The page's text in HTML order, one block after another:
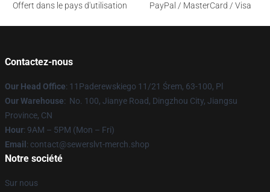
Offert dans le pays d'utilisation
PayPal / MasterCard / Visa
Contactez-nous
Our Head Office: 11Paderewskiego 11/21 Śrem, 63-100, Pl
Our Warehouse: No. 100, Jianye Road, Dingzhou City, Jiangsu
Province, CN
Hour: 9AM – 5PM (Mon – Fri)
Email : contact@sewerslvt-merch.shop
Notre société
Sur nous